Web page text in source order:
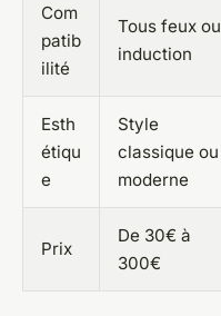
Com
patib
ilité
Tous feux ou
induction
Esth
étiqu
e
Style
classique ou
moderne
Prix
De 30€ à
300€